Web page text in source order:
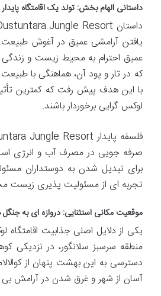
داستانی الهام بخش: تولد یک اقامتگاه پایدار
یافتن آرامشی عمیق در آغوش طبیعت.
عمیق احترام به محیط زیست و زندگی
که در تار و پود آن، هماهنگی با
با این هدف پیش رفت که کمترین
لوکس گرایی برخوردار باشند.
فلسفه پایدار Dustuntara Jungle Resort از همان ابتدا، بر پایه اصول
صرفه جویی در مصرف آب و انرژی
برای تبدیل شدن به دوستداران
تجربه ای از مسئولیت پذیری زیست
موقعیت مکانی استثنایی: دروازه ای به
منطقه سرسبز سلانگور، در نزدیکی
دسترسی به این بهشت پنهان از
آسان از شهر و غرق شدن در آرامش بی